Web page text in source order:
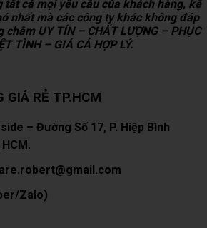
tất cả mọi yêu cầu của khách hàng, kể
nhất mà các công ty khác không đáp
UY TÍN – CHẤT LƯỢNG – PHỤC
TÌNH – GIÁ CẢ HỢP LÝ.
GIÁ RẺ TP.HCM
– Đường Số 17, P. Hiệp Bình
Zalo)